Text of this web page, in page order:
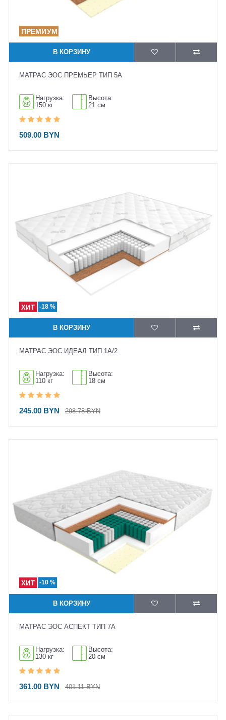
В КОРЗИНУ
МАТРАС ЭОС ПРЕМЬЕР ТИП 5А
Нагрузка:
150 кг
Высота:
21 см
509.00 BYN
-18 %
В КОРЗИНУ
МАТРАС ЭОС ИДЕАЛ ТИП 1А/2
Нагрузка:
110 кг
Высота:
18 см
245.00 BYN 298.78 BYN
-10 %
В КОРЗИНУ
МАТРАС ЭОС АСПЕКТ ТИП 7А
Нагрузка:
130 кг
Высота:
20 см
361.00 BYN 401.11 BYN